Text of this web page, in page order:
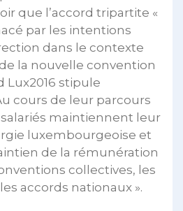
que l’accord tripartite «
par les intentions
dans le contexte
la nouvelle convention
Lux2016 stipule
cours de leur parcours
maintiennent leur
luxembourgeoise et
de la rémunération
collectives, les
accords nationaux ».